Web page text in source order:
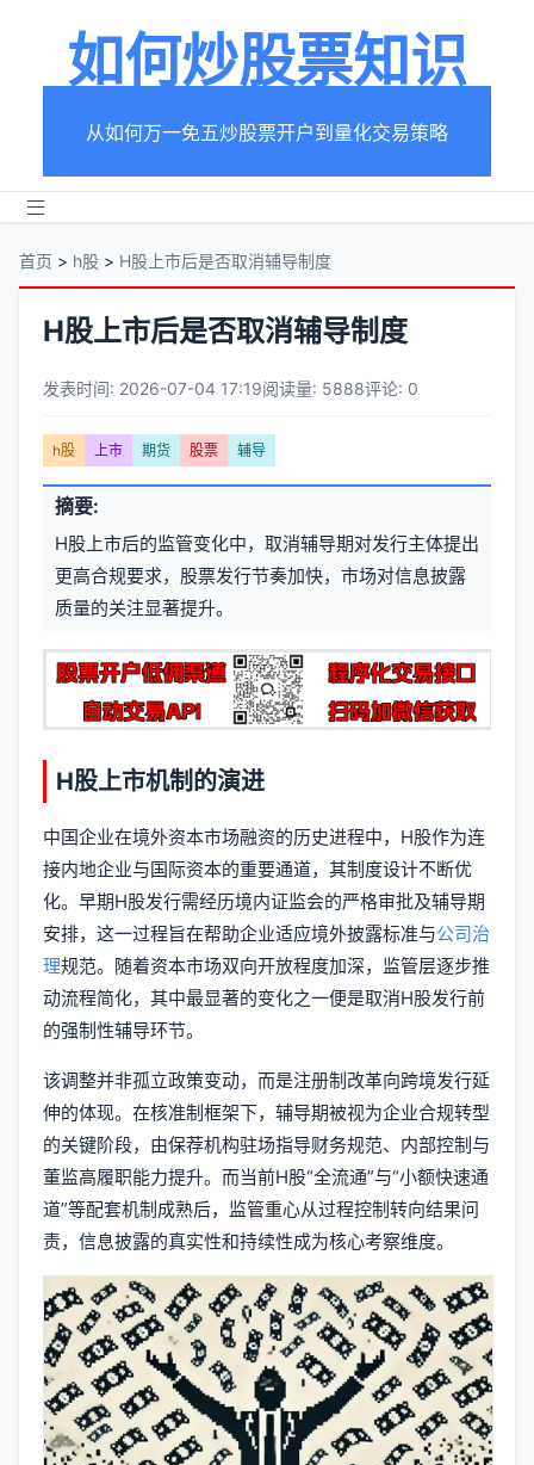
如何炒股票知识
从如何万一免五炒股票开户到量化交易策略
首页 > h股 > H股上市后是否取消辅导制度
H股上市后是否取消辅导制度
章
元
信
息
发表时间: 2026-07-04 17:19阅读量: 5888评论: 0
文
章
标
签
h股 上市 期货 股票 辅导
摘要:
H股上市后的监管变化中，取消辅导期对发行主体提出
更高合规要求，股票发行节奏加快，市场对信息披露
质量的关注显著提升。
H股上市机制的演进
中国企业在境外资本市场融资的历史进程中，H股作为连
接内地企业与国际资本的重要通道，其制度设计不断优
化。早期H股发行需经历境内证监会的严格审批及辅导期
安排，这一过程旨在帮助企业适应境外披露标准与公司治
理规范。随着资本市场双向开放程度加深，监管层逐步推
动流程简化，其中最显著的变化之一便是取消H股发行前
的强制性辅导环节。
该调整并非孤立政策变动，而是注册制改革向跨境发行延
伸的体现。在核准制框架下，辅导期被视为企业合规转型
的关键阶段，由保荐机构驻场指导财务规范、内部控制与
董监高履职能力提升。而当前H股“全流通”与“小额快速通
道”等配套机制成熟后，监管重心从过程控制转向结果问
责，信息披露的真实性和持续性成为核心考察维度。